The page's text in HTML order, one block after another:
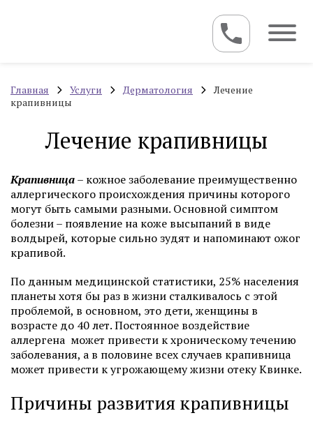
Главная Услуги Дермато­логия
Лечение
крапивницы
Лечение крапивницы
Крапивница– кожное заболевание преимущественно
аллергического происхождения причины которого
могут быть самыми разными. Основной симптом
болезни – появление на коже высыпаний в виде
волдырей, которые сильно зудят и напоминают ожог
крапивой.
По данным медицинской статистики, 25% населения
планеты хотя бы раз в жизни сталкивалось с этой
проблемой, в основном, это дети, женщины в
возрасте до 40 лет. Постоянное воздействие
аллергена может привести к хроническому течению
заболевания, а в половине всех случаев крапивница
может привести к угрожающему жизни отеку Квинке.
Причины развития крапивницы